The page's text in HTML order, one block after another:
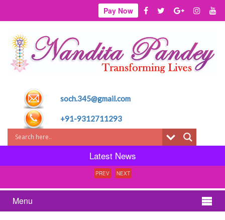
Pay Now
soch.345@gmail.com
+91-9312711293
Latest News
PREV NEXT
Menu